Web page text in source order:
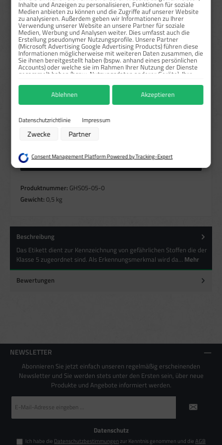
ab50 15,98 €* 50,83 %
Preise exkl. MwSt. zzgl. Versandkosten
Sofort verfügbar, Lieferzeit: 1-3 Tage
Größeauswählen
auswählen
Rolle / 1000 Stk.
Höhere Mengen anfragen
Produktnummer: GHS05-05-0
Gewicht: 0,5 kg
Beschreibung
Das Etikett dient zur Kennzeichnung von gefährlichen Stoffen die der
Klasse 5 zugeordnet sind. Als Erkennungsmerkmal wird da… Mehr
Bewertungen
NEWSLETTER
Abonnieren Sie jetzt einfach unseren regelmäßig erscheinenden
Newsletter und Sie werden stets unter den Ersten sein, über neue
Produkte und Angebote informiert werden.
Mail-
*
Datenschutz
Ich habe die Datenschutzbestimmungenzur Kenntnis genommen und dieAGB
Inhalte und Anzeigen zu personalisieren, Funktionen für soziale
Medien anbieten zu können und die Zugriffe auf unserer Website
zu analysieren. Außerdem geben wir Informationen zu Ihrer
Verwendung unserer Website an unsere Partner für soziale
Medien, Werbung und Analysen weiter. Dies umfasst auch die
Erstellung pseudonymer Nutzungsprofile. Unsere Partner
(Microsoft Advertising Google Advertising Products) führen diese
Informationen möglicherweise mit weiteren Daten zusammen, die
Sie ihnen bereitgestellt haben (bspw. anhand eines persönlichen
Accounts) oder welche sie im Rahmen Ihrer Nutzung der Dienste
gesammelt haben (bspw. Nutzungsdaten anderer Geräte). Ihre
jederzeit widerrufen, indem Sie auf den Datenschutz-Button links
unten klicken und dort die entsprechenden Anpassungen
vornehmen.
Zwecke der Datenverarbeitung durch unsere Partner:
Verwendung reduzierter Daten zur Auswahl von Werbeanzeigen
Verwendung von Profilen zur Auswahl personalisierter Werbung
Erstellung von Profilen zur Personalisierung von Inhalten
Verwendung von Profilen zur Auswahl personalisierter Inhalte
Analyse von Zielgruppen durch Statistiken oder Kombinationen von Daten
aus verschiedenen Quellen
Besondere Features:
Endgeräteeigenschaften zur Identifikation aktiv abfragen
Datenschutzrichtlinie Impressum
Zwecke Partner
Ablehnen Akzeptieren
Consent Management Platform Powered by Tracking-Expert